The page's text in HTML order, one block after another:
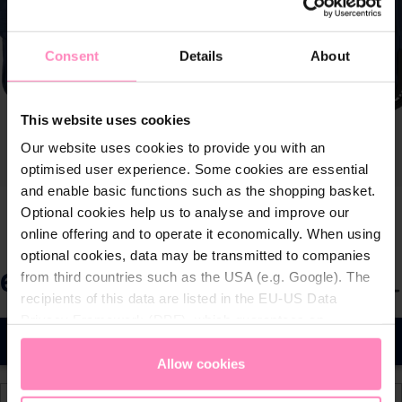
Consent Details About
This website uses cookies
Our website uses cookies to provide you with an
optimised user experience. Some cookies are essential
and enable basic functions such as the shopping basket.
Optional cookies help us to analyse and improve our
online offering and to operate it economically. When using
optional cookies, data may be transmitted to companies
from third countries such as the USA (e.g. Google). The
recipients of this data are listed in the EU-US Data
appropriate level of data protection. You canaccept all
only allow necessary cookies
access and change your chosen setting at any time in
Allow cookies
69,90 €
l
A la cesta